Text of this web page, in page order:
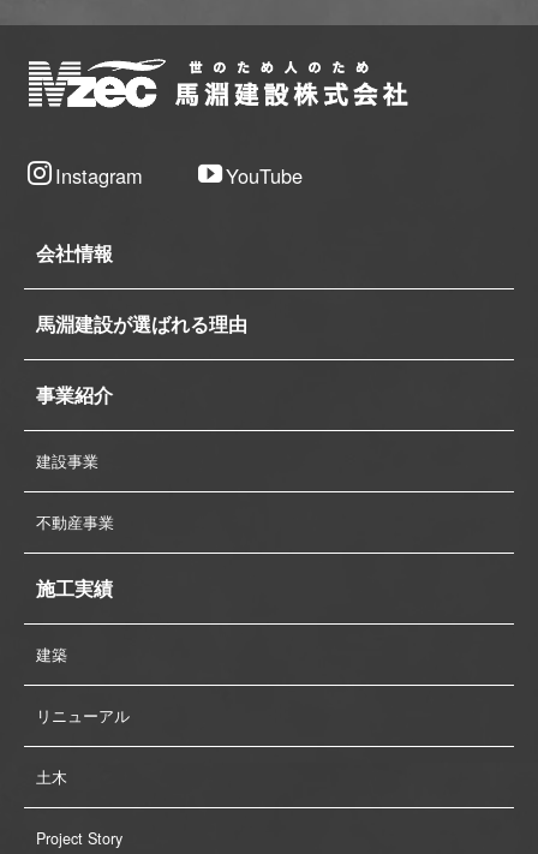
Instagram YouTube
会社情報
馬淵建設が選ばれる理由
事業紹介
建設事業
不動産事業
施工実績
建築
リニューアル
土木
Project Story